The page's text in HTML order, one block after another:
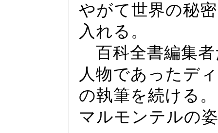
やがて世界の秘
入れる。
百科全書編集者
人物であ っ たデ ィ
の執筆を続ける
マルモンテルの